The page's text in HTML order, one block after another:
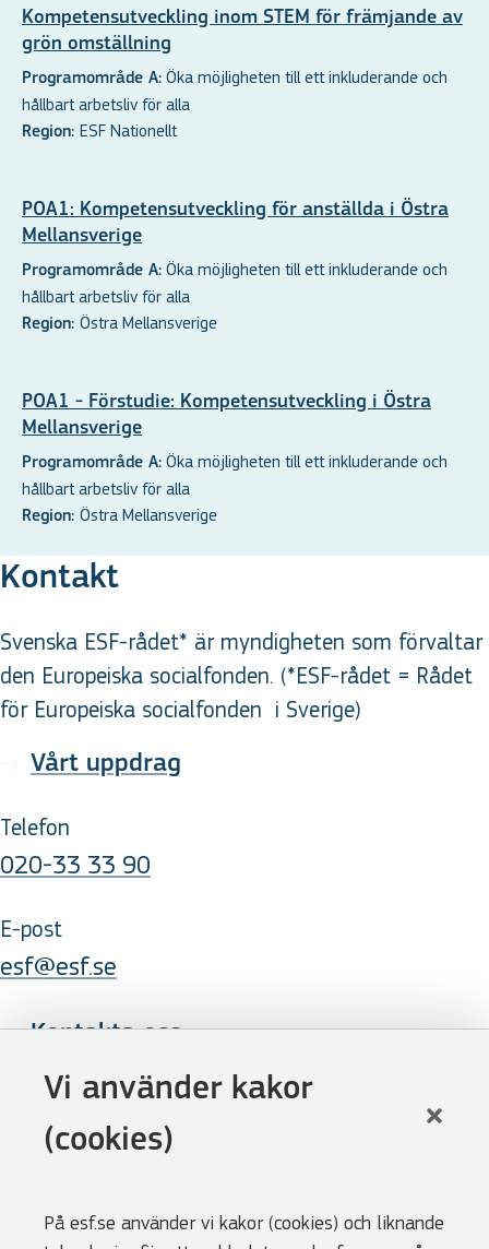
Vi använder kakor
(cookies)
På esf.se använder vi kakor (cookies) och liknande
Kompetensutveckling inom STEM för främjande av
grön omställning
Programområde A: Öka möjligheten till ett inkluderande och
hållbart arbetsliv för alla
Region: ESF Nationellt
POA1: Kompetensutveckling för anställda i Östra
Mellansverige
Programområde A: Öka möjligheten till ett inkluderande och
hållbart arbetsliv för alla
Region: Östra Mellansverige
POA1 - Förstudie: Kompetensutveckling i Östra
Mellansverige
Programområde A: Öka möjligheten till ett inkluderande och
hållbart arbetsliv för alla
Region: Östra Mellansverige
Kontakt
Svenska ESF-rådet* är myndigheten som förvaltar
den Europeiska socialfonden. (*ESF-rådet = Rådet
för Europeiska socialfonden i Sverige)
Vårt uppdrag
Telefon
020-33 33 90
E-post
esf@esf.se
Kontakta oss
Följ oss
LinkedIn